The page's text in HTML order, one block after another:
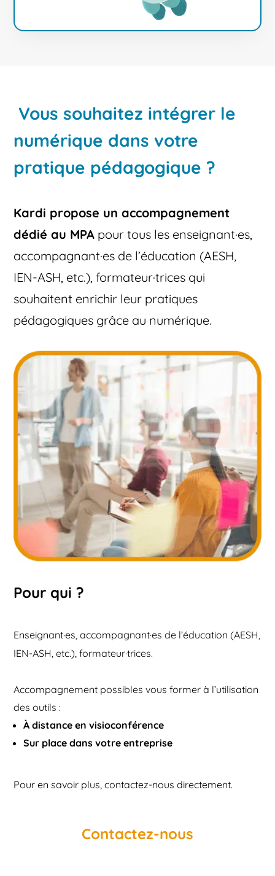
Vous souhaitez intégrer le
numérique dans votre
pratique pédagogique ?
Kardi propose un accompagnement
dédié au MPA pour tous les enseignant·es,
accompagnant·es de l’éducation (AESH,
IEN-ASH, etc.), formateur·trices qui
souhaitent enrichir leur pratiques
pédagogiques grâce au numérique.
Pour qui ?
Enseignant·es, accompagnant·es de l’éducation (AESH,
IEN-ASH, etc.), formateur·trices.
Accompagnement possibles vous former à l’utilisation
des outils :
À distance en visioconférence
Sur place dans votre entreprise
Pour en savoir plus, contactez-nous directement.
Contactez-nous